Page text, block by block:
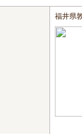
福井県